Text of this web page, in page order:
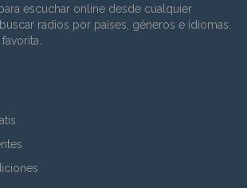
escuchar online desde cualquier
radios por países, géneros e idiomas.